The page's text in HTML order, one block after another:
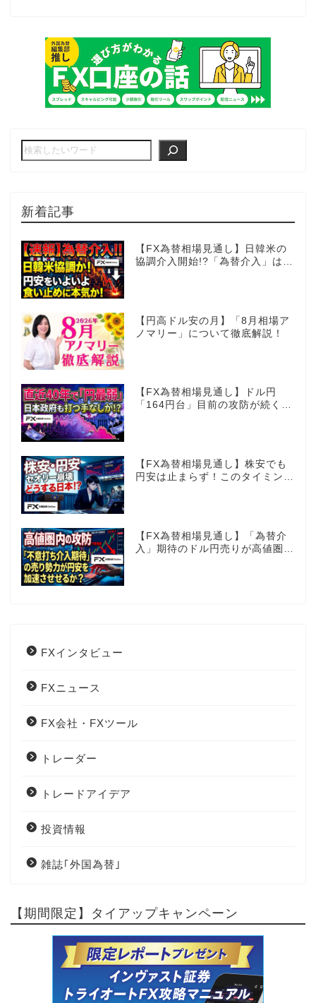
新着記事
【FX為替相場見通し】日韓米の
協調介入開始!?「為替介入」はコ
【円高ドル安の月】「8月相場ア
ノマリー」について徹底解説！
【FX為替相場見通し】ドル円
「164円台」目前の攻防が続く！
【FX為替相場見通し】株安でも
円安は止まらず！このタイミング
【FX為替相場見通し】「為替介
入」期待のドル円売りが高値圏を
FXインタビュー
FXニュース
FX会社・FXツール
トレーダー
トレードアイデア
投資情報
雑誌｢外国為替｣
【期間限定】タイアップキャンペーン